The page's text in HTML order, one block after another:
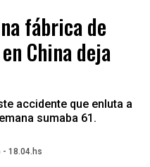
fábrica de
China deja
accidente que enluta a
sumaba 61.
18.04.hs